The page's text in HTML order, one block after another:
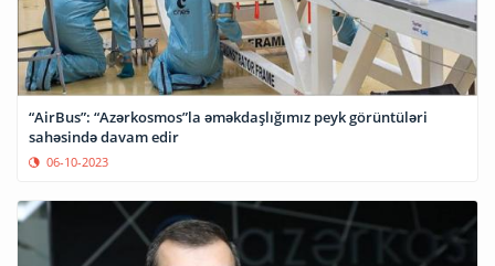
“AirBus”: “Azərkosmos”la əməkdaşlığımız peyk görüntüləri
sahəsində davam edir
06-10-2023